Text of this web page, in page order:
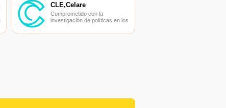
CLE,Celare
Comprometido con la
investigación de políticas en los
finanzas, las finanzas